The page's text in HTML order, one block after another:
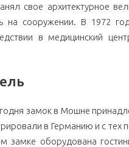
свое архитектурное
на сооружении. В 1972
в медицинский
замок в Мошне
в Германию и с тех
замке оборудована